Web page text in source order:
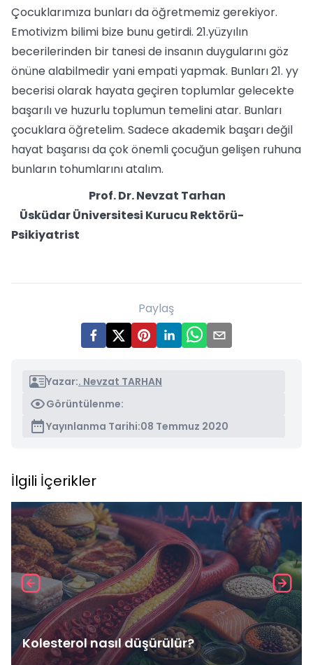
Çocuklarımıza bunları da öğretmemiz gerekiyor.
Emotivizm bilimi bize bunu getirdi. 21.yüzyılın
becerilerinden bir tanesi de insanın duygularını göz
önüne alabilmedir yani empati yapmak. Bunları 21. yy
becerisi olarak hayata geçiren toplumlar gelecekte
başarılı ve huzurlu toplumun temelini atar. Bunları
çocuklara öğretelim. Sadece akademik başarı değil
hayat başarısı da çok önemli çocuğun gelişen ruhuna
bunların tohumlarını atalım.
Prof. Dr. Nevzat Tarhan
Üsküdar Üniversitesi Kurucu Rektörü-
Psikiyatrist
Paylaş
Yazar:. Nevzat TARHAN
Görüntülenme:
Yayınlanma Tarihi:08 Temmuz 2020
İlgili İçerikler
Kolesterol nasıl düşürülür?